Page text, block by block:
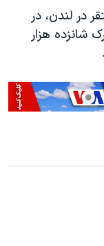
در لندن، در
شانزده هزار